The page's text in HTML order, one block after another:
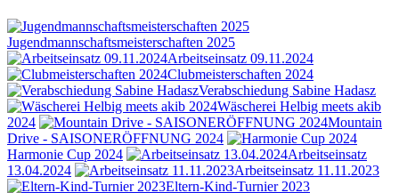
Jugendmannschaftsmeisterschaften 2025
Arbeitseinsatz 09.11.2024
Clubmeisterschaften 2024
Verabschiedung Sabine Hadasz
Wäscherei Helbig meets akib
2024
Mountain
Drive - SAISONERÖFFNUNG 2024
Harmonie Cup 2024
Arbeitseinsatz
13.04.2024
Arbeitseinsatz 11.11.2023
Eltern-Kind-Turnier 2023